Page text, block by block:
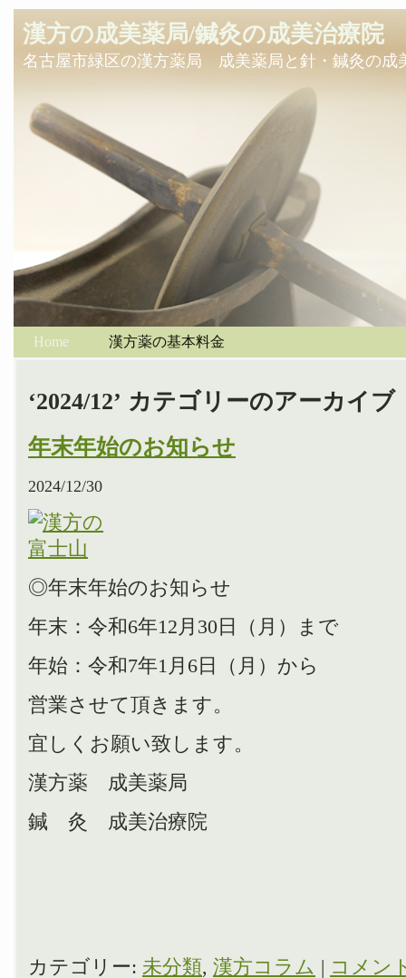
漢方の成美薬局/鍼灸の成美治療院
名古屋市緑区の漢方薬局 成美薬局と針・鍼灸の成
Home 漢方薬の基本料金
‘2024/12’ カテゴリーのアーカイブ
年末年始のお知らせ
2024/12/30
◎年末年始のお知らせ
年末：令和6年12月30日（月）まで
年始：令和7年1月6日（月）から
営業させて頂きます。
宜しくお願い致します。
漢方薬 成美薬局
鍼 灸 成美治療院
カテゴリー: 未分類, 漢方コラム | コメン